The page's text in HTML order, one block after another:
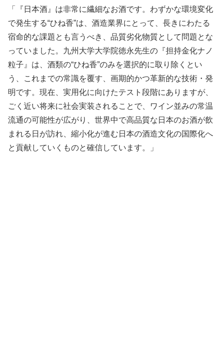
「『日本酒』は非常に繊細なお酒です。わずかな環境変化
で発生する“ひね香”は、酒造業界にとって、長きにわたる
宿命的な課題とも言うべき、品質劣化物質として問題とな
っていました。九州大学大学院徳永先生の『担持金化ナノ
粒子』は、酒類の“ひね香”のみを選択的に取り除くとい
う、これまでの常識を覆す、画期的かつ革新的な技術・発
明です。現在、実用化に向けたテスト段階にありますが、
ごく近い将来に社会実装されることで、ワイン並みの常温
流通の可能性が広がり、世界中で高品質な日本のお酒が飲
まれる日が訪れ、縮小化が進む日本の酒造文化の国際化へ
と貢献していくものと確信しています。」